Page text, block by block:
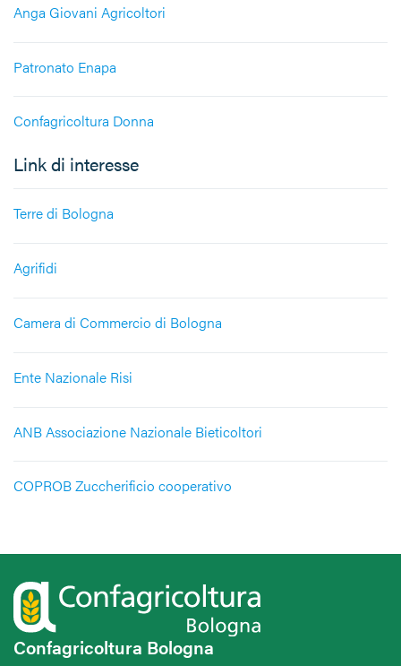
Anga Giovani Agricoltori
Patronato Enapa
Confagricoltura Donna
Link di interesse
Terre di Bologna
Agrifidi
Camera di Commercio di Bologna
Ente Nazionale Risi
ANB Associazione Nazionale Bieticoltori
COPROB Zuccherificio cooperativo
Confagricoltura Bologna